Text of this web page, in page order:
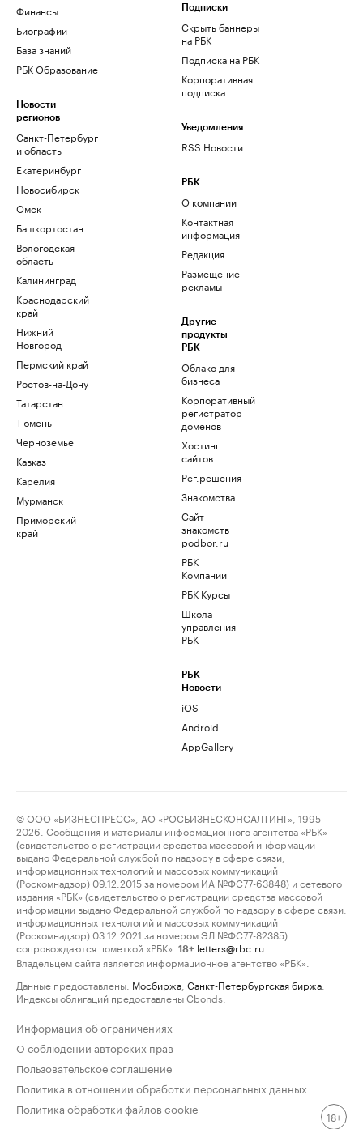
Финансы
Биографии
База знаний
РБК Образование
Новости
регионов
Санкт-Петербург
и область
Екатеринбург
Новосибирск
Омск
Башкортостан
Вологодская
область
Калининград
Краснодарский
край
Нижний
Новгород
Пермский край
Ростов-на-Дону
Татарстан
Тюмень
Черноземье
Кавказ
Карелия
Мурманск
Приморский
край
Подписки
Скрыть баннеры
на РБК
Подписка на РБК
Корпоративная
подписка
Уведомления
RSS Новости
РБК
О компании
Контактная
информация
Редакция
Размещение
рекламы
Другие
продукты
РБК
Облако для
бизнеса
Корпоративный
регистратор
доменов
Хостинг
сайтов
Рег.решения
Знакомства
Сайт
знакомств
podbor.ru
РБК
Компании
РБК Курсы
Школа
управления
РБК
РБК
Новости
iOS
Android
AppGallery
© ООО «БИЗНЕСПРЕСС», АО «РОСБИЗНЕСКОНСАЛТИНГ», 1995–
2026. Сообщения и материалы информационного агентства «РБК»
(свидетельство о регистрации средства массовой информации
выдано Федеральной службой по надзору в сфере связи,
информационных технологий и массовых коммуникаций
(Роскомнадзор) 09.12.2015 за номером ИА №ФС77-63848) и сетевого
издания «РБК» (свидетельство о регистрации средства массовой
информации выдано Федеральной службой по надзору в сфере связи,
информационных технологий и массовых коммуникаций
(Роскомнадзор) 03.12.2021 за номером ЭЛ №ФС77-82385)
сопровождаются пометкой «РБК».
18+ letters@rbc.ru
Владельцем сайта является информационное агентство «РБК».
Данные предоставлены: Мосбиржа Санкт-Петербургская биржа
Индексы облигаций предоставлены Cbonds.
Информация об ограничениях
О соблюдении авторских прав
Пользовательское соглашение
Политика в отношении обработки персональных данных
Политика обработки файлов cookie
18+